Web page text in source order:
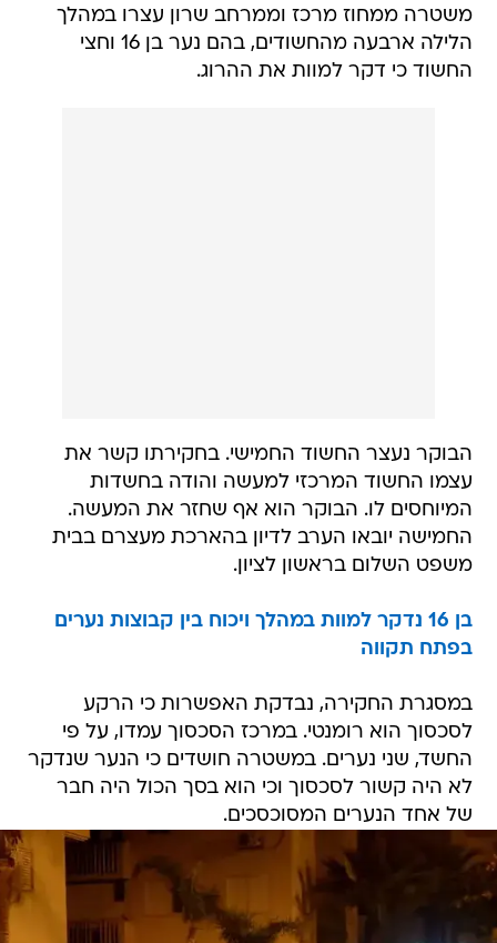
משטרה ממחוז מרכז וממרחב שרון עצרו במהלך
הלילה ארבעה מהחשודים, בהם נער בן 16 וחצי
החשוד כי דקר למוות את ההרוג.
הבוקר נעצר החשוד החמישי. בחקירתו קשר את
עצמו החשוד המרכזי למעשה והודה בחשדות
המיוחסים לו. הבוקר הוא אף שחזר את המעשה.
החמישה יובאו הערב לדיון בהארכת מעצרם בבית
משפט השלום בראשון לציון.
בן 16 נדקר למוות במהלך ויכוח בין קבוצות נערים
בפתח תקווה
במסגרת החקירה, נבדקת האפשרות כי הרקע
לסכסוך הוא רומנטי. במרכז הסכסוך עמדו, על פי
החשד, שני נערים. במשטרה חושדים כי הנער שנדקר
לא היה קשור לסכסוך וכי הוא בסך הכול היה חבר
של אחד הנערים המסוכסכים.